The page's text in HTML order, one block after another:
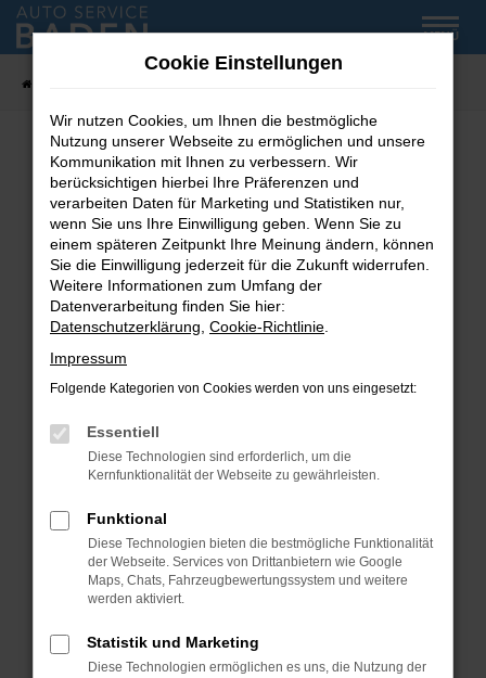
Zum
Hauptinhalt
MENÜ
Fehler: Network Error
Beim Laden ist ein Fehler aufgetreten.
Hier sind ein paar Tipps, die dir helfen können:
Überprüfe deine Firewall und deine
Internetverbindung.
Laden andere Webseiten, zum Beispiel deine
Suchmaschine?
Prüfe deine Browsererweiterungen.
können das Laden bestimmter Seiten
verhindern. Funktioniert die Seite in einem
Fenster?
Starte dein Gerät neu.
Das kann manchmal helfen, vorübergehende
Probleme zu beheben.
Betriebssystem auf dem neuesten Stand
sind.
Cookie Einstellungen
Wir nutzen Cookies, um Ihnen die bestmögliche
Nutzung unserer Webseite zu ermöglichen und unsere
Kommunikation mit Ihnen zu verbessern. Wir
berücksichtigen hierbei Ihre Präferenzen und
verarbeiten Daten für Marketing und Statistiken nur,
wenn Sie uns Ihre Einwilligung geben. Wenn Sie zu
einem späteren Zeitpunkt Ihre Meinung ändern, können
Sie die Einwilligung jederzeit für die Zukunft widerrufen.
Weitere Informationen zum Umfang der
Datenverarbeitung finden Sie hier:
Datenschutzerklärung Cookie-Richtlinie
Impressum
Folgende Kategorien von Cookies werden von uns eingesetzt:
Essentiell
Diese Technologien sind erforderlich, um die
Kernfunktionalität der Webseite zu gewährleisten.
Funktional
Diese Technologien bieten die bestmögliche Funktionalität
der Webseite. Services von Drittanbietern wie Google
Maps, Chats, Fahrzeugbewertungssystem und weitere
werden aktiviert.
Statistik und Marketing
Diese Technologien ermöglichen es uns, die Nutzung der